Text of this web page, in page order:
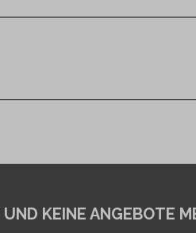
UND KEINE ANGEBOTE